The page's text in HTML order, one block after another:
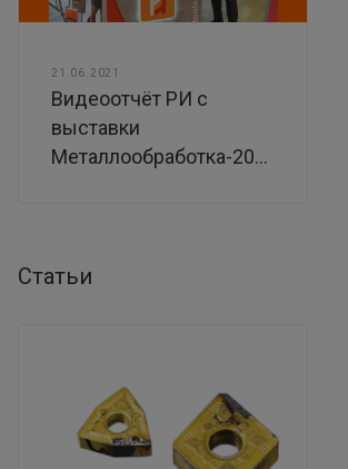
21.06.2021
Видеоотчёт РИ с
выставки
Металлообработка-2021
Статьи